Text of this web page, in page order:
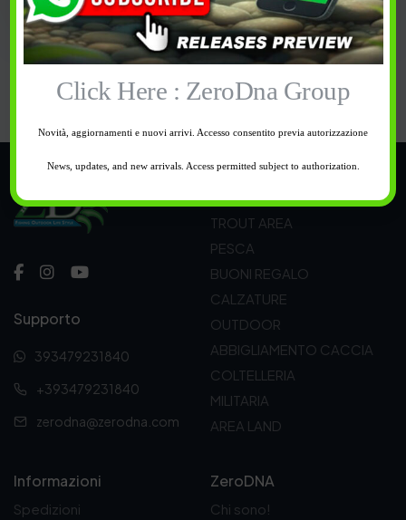
PREFERITI PREFERITI
Supporto
393479231840
+393479231840
zerodna@zerodna.com
TROUT AREA
PESCA
BUONI REGALO
CALZATURE
OUTDOOR
ABBIGLIAMENTO CACCIA
COLTELLERIA
MILITARIA
AREA LAND
Informazioni
Spedizioni
ZeroDNA
Chi sono!
Click Here : ZeroDna Group
Novità, aggiornamenti e nuovi arrivi. Accesso consentito previa autorizzazione
News, updates, and new arrivals. Access permitted subject to authorization.